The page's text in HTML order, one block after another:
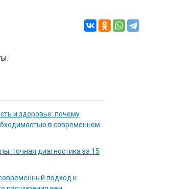
и здоровье: почему
в современном
точная диагностика за 15
подход к